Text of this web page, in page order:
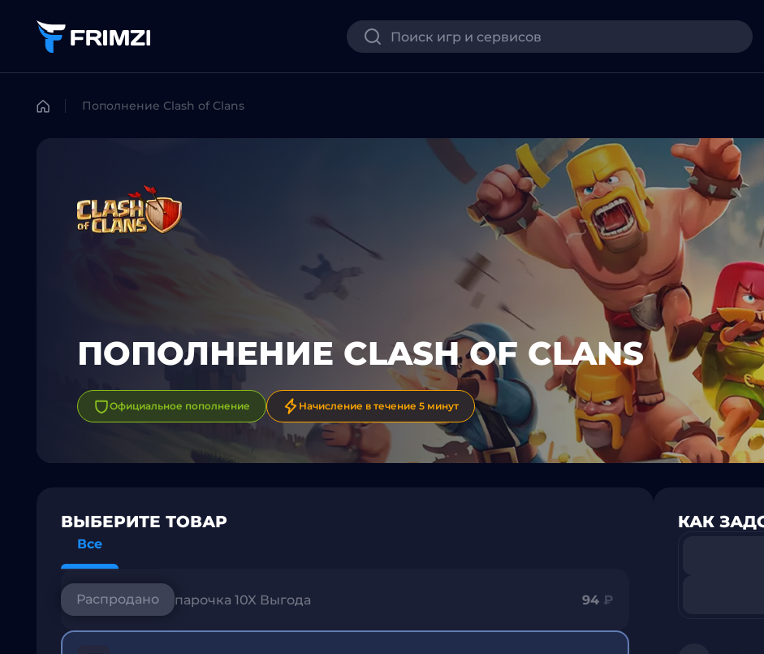
Пополнение Clash of Clans
ПОПОЛНЕНИЕ CLASH OF CLANS
Официальное пополнение Начисление в течение 5 минут
ВЫБЕРИТЕ ТОВАР
Все
Богатая парочка 10X Выгода 94 ₽
КАК